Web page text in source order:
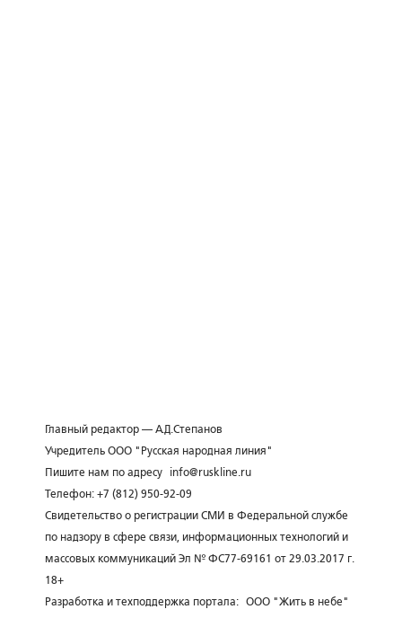
Главный редактор — А.Д.Степанов
Учредитель ООО "Русская народная линия"
Пишите нам по адресу
info@ruskline.ru
Телефон: +7 (812) 950-92-09
Свидетельство о регистрации СМИ в Федеральной службе
по надзору в сфере связи, информационных технологий и
массовых коммуникаций Эл № ФС77-69161 от 29.03.2017 г.
18+
Разработка и техподдержка портала: ООО "Жить в небе"